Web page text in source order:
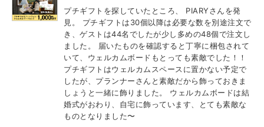
プチギフトを探していたところ、 PIARYさんを発
見。 プチギフトは30個以降は必要な数を別途注文で
き、ゲストは44名でしたが少し多めの48個で注文し
ました。 届いたものを確認すると丁寧に梱包されて
いて、ウェルカムボードもとっても素敵でした！！
プチギフトはウェルカムスペースに置かない予定で
したが、プランナーさんと素敵だから飾っておきま
しょうと一緒に飾りました。 ウェルカムボードは結
婚式がおわり、自宅に飾っています、とても素敵な
ものとなりました〜